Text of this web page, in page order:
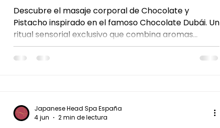
Descubre el masaje corporal de Chocolate y
Pistacho inspirado en el famoso Chocolate Dubái. Un
ritual sensorial exclusivo que combina aromas
irresistibles, relajación profunda e hidratación para
una experiencia de bienestar única.
Japanese Head Spa España
4 jun
2 min de lectura